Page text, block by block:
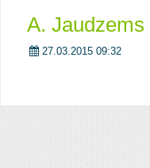
A. Jaudzems
27.03.2015 09:32